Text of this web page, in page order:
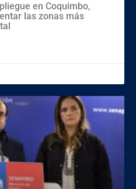
en Coquimbo,
las zonas más